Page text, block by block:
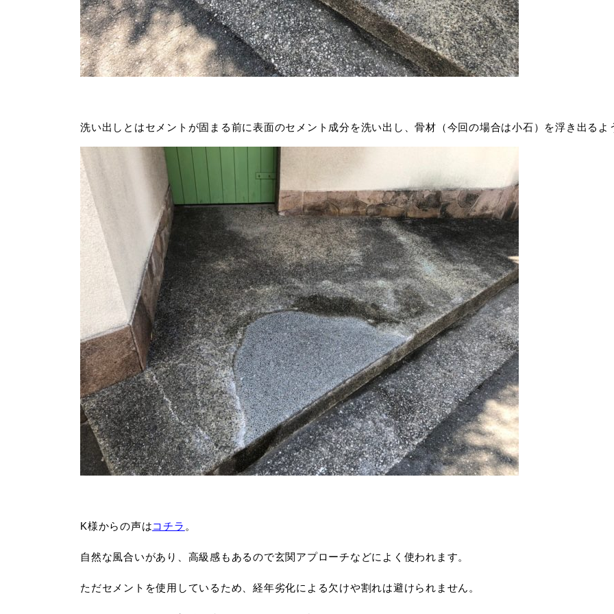
洗い出しとはセメントが固まる前に表面のセメント成分を洗い出し、骨材（今回の場合は小石）を浮き出るよ
K様からの声はコチラ 。
自然な風合いがあり、高級感もあるので玄関アプローチなどによく使われます。
ただセメントを使用しているため、経年劣化による欠けや割れは避けられません。